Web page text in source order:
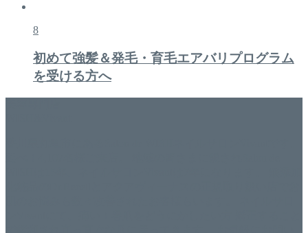
8
初めて強髪＆発毛・育毛エアバリプログラム
を受ける方へ